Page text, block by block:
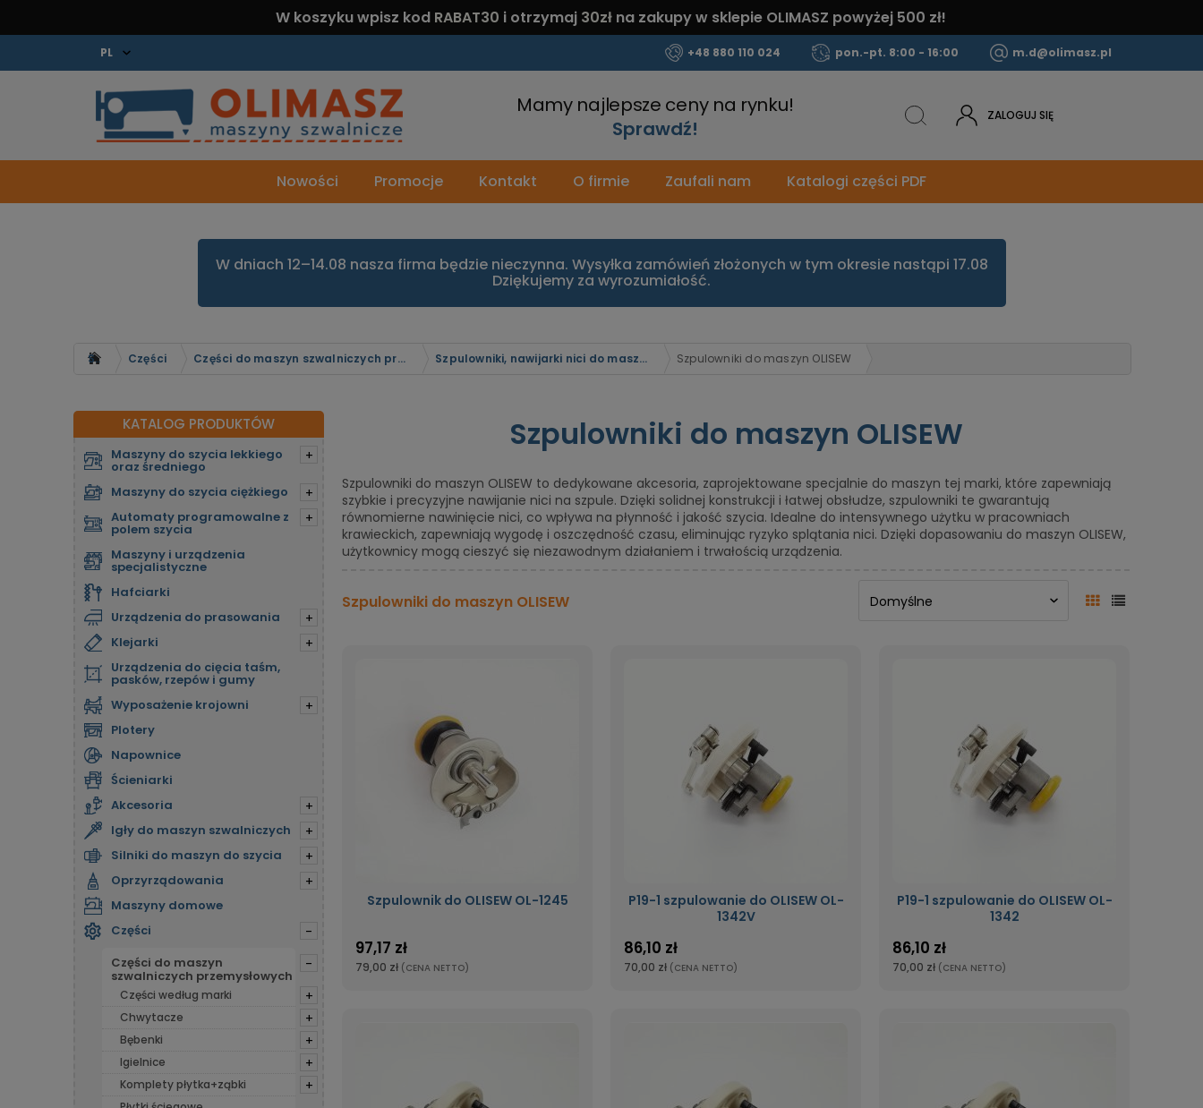
W koszyku wpisz kod RABAT30 i otrzymaj 30złna zakupy w sklepie OLIMASZ powyżej 500 zł!
+48 880 110 024 pon.-pt. 8:00 - 16:00 m.d@olimasz.pl
Mamy najlepsze ceny na rynku!
Sprawdź! ZALOGUJ SIĘ
Nowości Promocje Kontakt O firmie Zaufali nam Katalogi części PDF
W dniach 12–14.08 nasza firma będzie nieczynna. Wysyłka zamówień złożonych w tym okresie nastąpi 17.08
Dziękujemy za wyrozumiałość.
Strona główna Części Części do maszyn szwalniczych przemysłowych Szpulowniki, nawijarki nici do maszyn do szycia Szpulowniki do maszyn OLISEW
KATALOG PRODUKTÓW
+
Maszyny do szycia lekkiego
oraz średniego
+
Maszyny do szycia ciężkiego
+
Automaty programowalne z
polem szycia
Maszyny i urządzenia
specjalistyczne
Hafciarki
+
Urządzenia do prasowania
+
Klejarki
Urządzenia do cięcia taśm,
pasków, rzepów i gumy
+
Wyposażenie krojowni
Plotery
Napownice
Ścieniarki
+
Akcesoria
+
Igły do maszyn szwalniczych
+
Silniki do maszyn do szycia
+
Oprzyrządowania
Maszyny domowe
-
Części
-
Części do maszyn
szwalniczych przemysłowych
+
Części według marki
+
Chwytacze
+
Bębenki
+
Igielnice
+
Komplety płytka+ząbki
Szpulowniki do maszyn OLISEW
Szpulowniki do maszyn OLISEW to dedykowane akcesoria, zaprojektowane specjalnie do maszyn tej marki, które zapewniają
szybkie i precyzyjne nawijanie nici na szpule. Dzięki solidnej konstrukcji i łatwej obsłudze, szpulowniki te gwarantują
równomierne nawinięcie nici, co wpływa na płynność i jakość szycia. Idealne do intensywnego użytku w pracowniach
krawieckich, zapewniają wygodę i oszczędność czasu, eliminując ryzyko splątania nici. Dzięki dopasowaniu do maszyn OLISEW,
użytkownicy mogą cieszyć się niezawodnym działaniem i trwałością urządzenia.
Szpulowniki do maszyn OLISEW
Szpulownik do OLISEW OL-1245
97,17 zł
79,00 zł (CENA NETTO)
P19-1 szpulowanie do OLISEW OL-
1342V
86,10 zł
70,00 zł (CENA NETTO)
P19-1 szpulowanie do OLISEW OL-
1342
86,10 zł
70,00 zł (CENA NETTO)